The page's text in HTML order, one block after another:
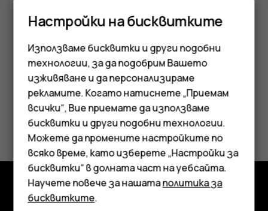
Смартфони
Мобилни телефони
Аксесоари
Таблети
пръст нагоре през екрана. При поискване въведете
Полезен ли беше този отговор?
Да Не
Изследвайте
Настройки на бисквитките
Използваме бисквитки и други подобни
технологии, за да подобрим Вашето
изживяване и да персонализираме
рекламите. Когато натиснете „Приемам
всички“, Вие приемате да използваме
бисквитки и други подобни технологии.
Можете да промените настройките по
всяко време, като изберете „Настройки за
бисквитки“ в долната част на уебсайта.
Научете повече за нашатаполитика за
бисквитките.